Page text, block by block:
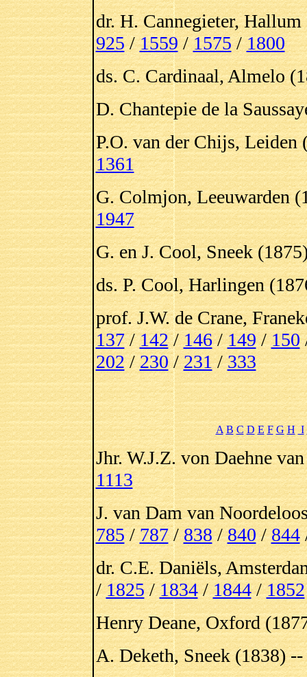
dr. H. Cannegieter,
925/1559/1575/1800
ds. C. Cardinaal, Almelo
D. Chantepie de la
P.O. van der Chijs,
1361
G. Colmjon, Leeuwarden
1947
G. en J. Cool, Sneek
ds. P. Cool, Harlingen
prof. J.W. de Crane,
137/142/146/149/150
202/230/231/333
A B C D E F G H I
Jhr. W.J.Z. von Daehne
1113
J. van Dam van
785/787/838/840/844
dr. C.E. Daniëls,
/1825/1834/1844/1852
Henry Deane, Oxford
A. Deketh, Sneek (1838)